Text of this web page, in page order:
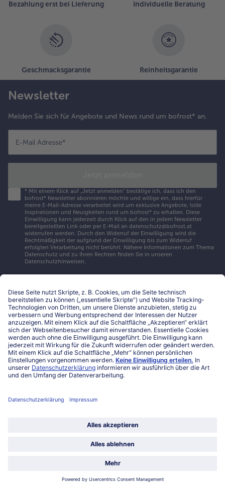
Bezahlung erst bei Lieferung Individuelle Beratung
Geschmacksgarantie Reinheitsgarantie
Newsletter
Melden Sie sich für Angebote und News rund um bofrost* an.
E-Mail Adresse*
* Mit einem Klick auf „Jetzt anmelden" bestätige ich, dass ich den
bofrost* Newsletter abonnieren möchte und willige ein, dass hierfür
meine E-Mail-Adresse verarbeitet wird um exklusive Angebote, tolle
Inspirationen und Neuigkeiten rund um bofrost* zu erhalten. Diese
Einwilligung kann jederzeit durch Klick auf den in jedem Newsletter
bereitgestellten Link oder per E-Mail an datenschutz@bofrost.at
widerrufen werden. Durch den Widerruf der Einwilligung wird die
Rechtmäßigkeit der aufgrund der Einwilligung bis zum Widerruf
erfolgten Verarbeitung nicht berührt. Nähere Informationen zum Thema
Datenschutz und zu Ihren Rechten finden Sie in unseren
Datenschutzhinweisen.
Hilfe & Kontakt
Niederlassungen
Kontakt
FAQ